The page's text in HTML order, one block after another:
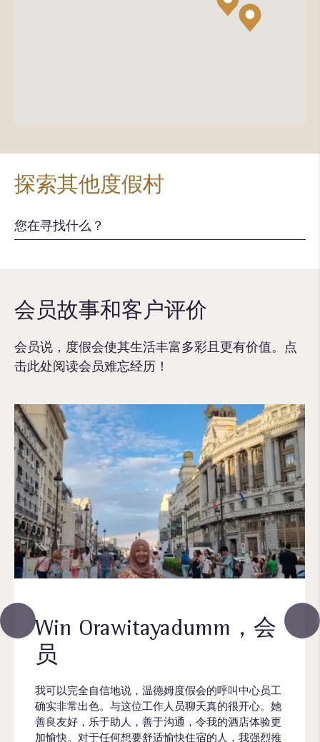
探索其他度假村
Win Orawitayadumm，会
员
我可以完全自信地说，温德姆度假会的呼叫中心员工
确实非常出色。与这位工作人员聊天真的很开心。她
善良友好，乐于助人，善于沟通，令我的酒店体验更
加愉快。对于任何想要舒适愉快住宿的人，我强烈推
会员故事和客户评价
会员说，度假会使其生活丰富多彩且更有价值。点
击此处阅读会员难忘经历！